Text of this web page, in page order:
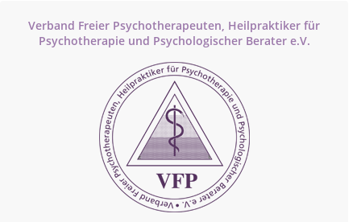
Verband Freier Psychotherapeuten, Heilpraktiker für
Psychotherapie und Psychologischer Berater e.V.